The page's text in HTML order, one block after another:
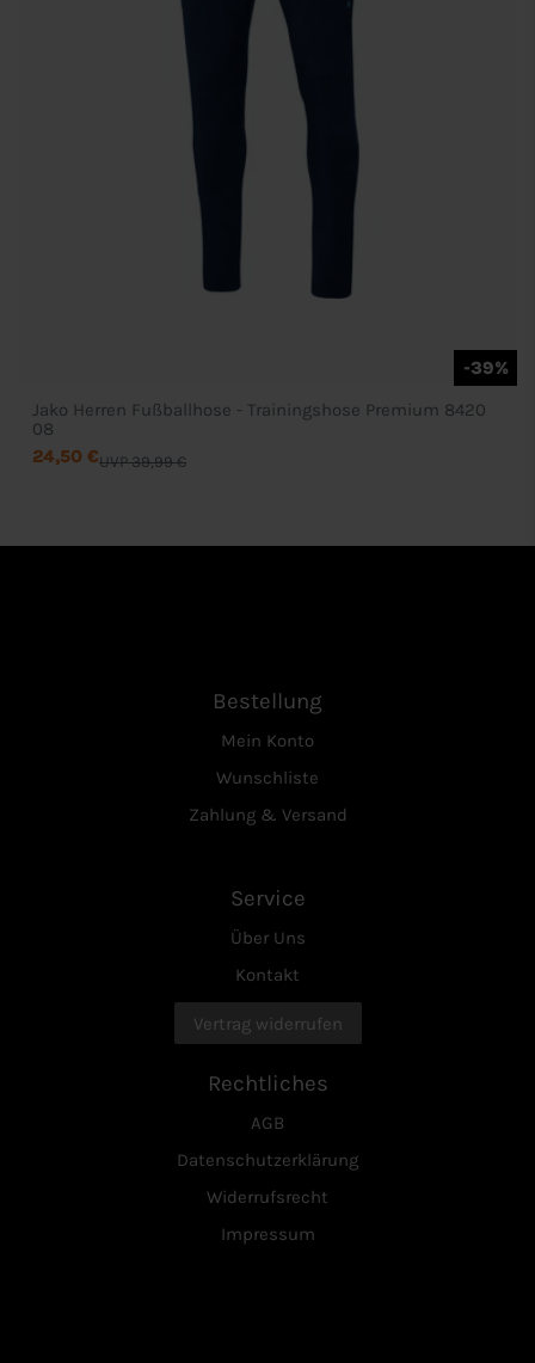
-39%
Jako Herren Fußballhose - Trainingshose Premium 8420
08
UVP 39,99 €
24,50 €
Bestellung
Mein Konto
Wunschliste
Zahlung & Versand
Service
Über Uns
Kontakt
Vertrag widerrufen
Rechtliches
AGB
Datenschutzerklärung
Widerrufsrecht
Impressum